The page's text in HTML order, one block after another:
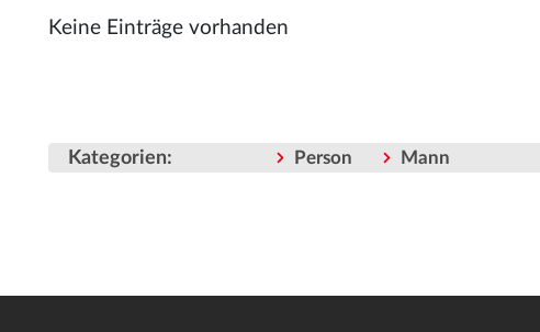
Keine Einträge vorhanden
Kategorien: Person Mann